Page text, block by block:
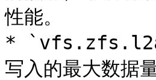
性能。
*
写入的最大数